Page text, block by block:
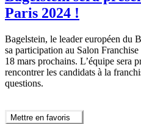
Paris 2024 !
Bagelstein, le leader européen du
sa participation au Salon
18 mars prochains. L’équipe sera
rencontrer les candidats à la
questions.
Mettre en favoris